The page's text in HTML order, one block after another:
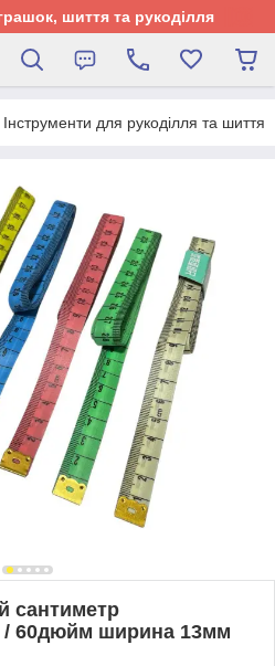
шиття та рукоділля
Інструменти для рукоділля та шиття
сантиметр
/ 60дюйм ширина 13мм